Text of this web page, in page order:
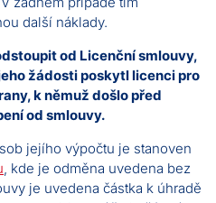
další náklady.
od Licenční smlouvy,
žádosti poskytl licenci pro
k němuž došlo před
od smlouvy.
jejího výpočtu je stanoven
, kde je odměna uvedena bez
je uvedena částka k úhradě